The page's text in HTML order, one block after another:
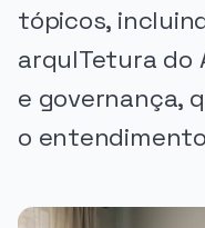
tópicos,
arquITetura do
e governança,
o